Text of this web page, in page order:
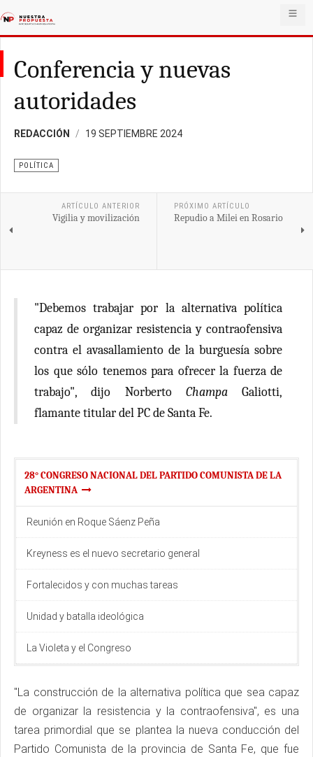
Conferencia y nuevas
autoridades
REDACCIÓN 19 SEPTIEMBRE 2024
POLÍTICA
ARTÍCULO ANTERIOR
Vigilia y movilización
PRÓXIMO ARTÍCULO
Repudio a Milei en Rosario
"Debemos trabajar por la alternativa política
capaz de organizar resistencia y contraofensiva
contra el avasallamiento de la burguesía sobre
los que sólo tenemos para ofrecer la fuerza de
trabajo", dijo Norberto ChampaGaliotti,
flamante titular del PC de Santa Fe.
28° CONGRESO NACIONAL DEL PARTIDO COMUNISTA DE LA
ARGENTINA
Reunión en Roque Sáenz Peña
Kreyness es el nuevo secretario general
Fortalecidos y con muchas tareas
Unidad y batalla ideológica
La Violeta y el Congreso
"La construcción de la alternativa política que sea capaz
de organizar la resistencia y la contraofensiva", es una
tarea primordial que se plantea la nueva conducción del
Partido Comunista de la provincia de Santa Fe, que fue